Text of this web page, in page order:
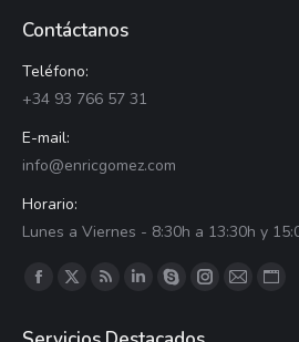
Contáctanos
Teléfono:
+34 93 766 57 31
E-mail:
info@enricgomez.com
Horario:
Lunes a Viernes - 8:30h a 13:30h y
Encuéntranos en:
Facebook
X
RSSLinkedInSkypeInstagram
CorreoSitio